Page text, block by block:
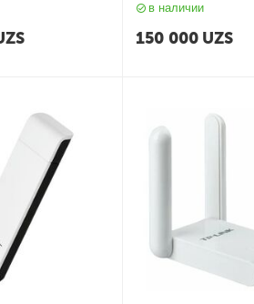
в наличии
150 000 UZS